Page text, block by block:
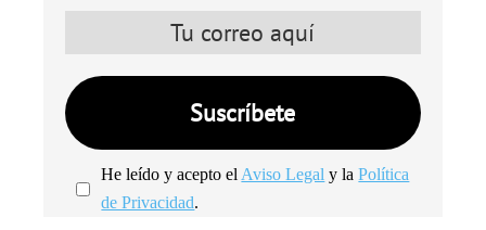
He leído y acepto el Aviso Legal y laPolítica
de Privacidad.